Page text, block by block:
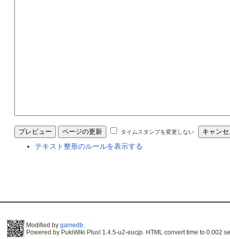
タイムスタンプを変更しない
テキスト整形のルールを表示する
Modified by gamedb.
Powered by PukiWiki Plus! 1.4.5-u2-eucjp. HTML convert time to 0.002